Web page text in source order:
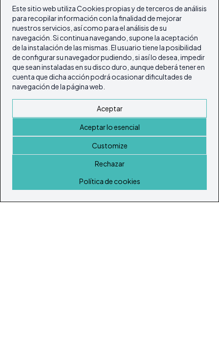
Este sitio web utiliza Cookies propias y de terceros de análisis
para recopilar información con la finalidad de mejorar
nuestros servicios, así como para el análisis de su
navegación. Si continua navegando, supone la aceptación
de la instalación de las mismas. El usuario tiene la posibilidad
de configurar su navegador pudiendo, si así lo desea, impedir
que sean instaladas en su disco duro, aunque deberá tener en
cuenta que dicha acción podrá ocasionar dificultades de
navegación de la página web.
Aceptar
Aceptar lo esencial
Customize
Rechazar
Política de cookies